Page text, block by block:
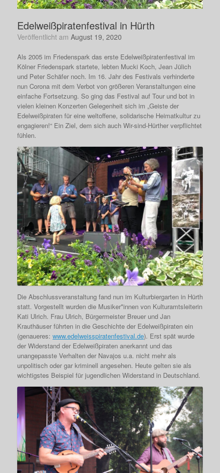
Edelweißpiratenfestival in Hürth
Veröffentlicht am August 19, 2020
Als 2005 im Friedenspark das erste Edelweißpiratenfestival im
Kölner Friedenspark startete, lebten Mucki Koch, Jean Jülich
und Peter Schäfer noch. Im 16. Jahr des Festivals verhinderte
nun Corona mit dem Verbot von größeren Veranstaltungen eine
einfache Fortsetzung. So ging das Festival auf Tour und bot in
vielen kleinen Konzerten Gelegenheit sich im „Geiste der
Edelweißpiraten für eine weltoffene, solidarische Heimatkultur zu
engagieren!“ Ein Ziel, dem sich auch Wir-sind-Hürther verpflichtet
fühlen.
Die Abschlussveranstaltung fand nun im Kulturbiergarten in Hürth
statt. Vorgestellt wurden die Musiker*innen von Kulturamtsleiterin
Kati Ulrich. Frau Ulrich, Bürgermeister Breuer und Jan
Krauthäuser führten in die Geschichte der Edelweißpiraten ein
(genaueres: www.edelweisspiratenfestival.de). Erst spät wurde
der Widerstand der Edelweißpiraten anerkannt und das
unangepasste Verhalten der Navajos u.a. nicht mehr als
unpolitisch oder gar kriminell angesehen. Heute gelten sie als
wichtigstes Beispiel für jugendlichen Widerstand in Deutschland.